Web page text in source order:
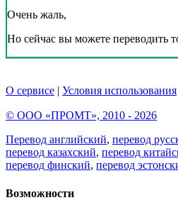
Очень жаль,
Но сейчас вы можете переводить
О сервисе | Условия использования
© ООО «ПРОМТ», 2010 - 2026
Перевод английский, перевод
перевод казахский, перевод
перевод финский, перевод
Возможности